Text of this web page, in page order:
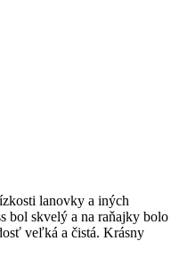
lanovky a iných
bol skvelý a na raňajky bolo
veľká a čistá. Krásny